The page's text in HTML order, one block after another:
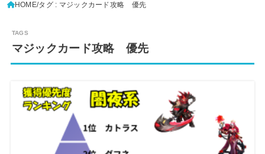
HOME タグ : マジックカード攻略 優先
マジックカード攻略 優先